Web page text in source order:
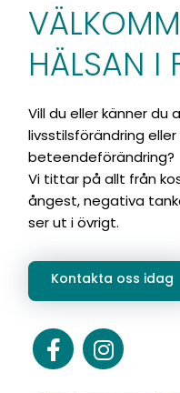
HÄLSAN I
Vill du eller känner
livsstilsförändring eller
beteendeförändring?
Vi tittar på allt från
ångest, negativa
ser ut i övrigt.
Kontakta oss idag